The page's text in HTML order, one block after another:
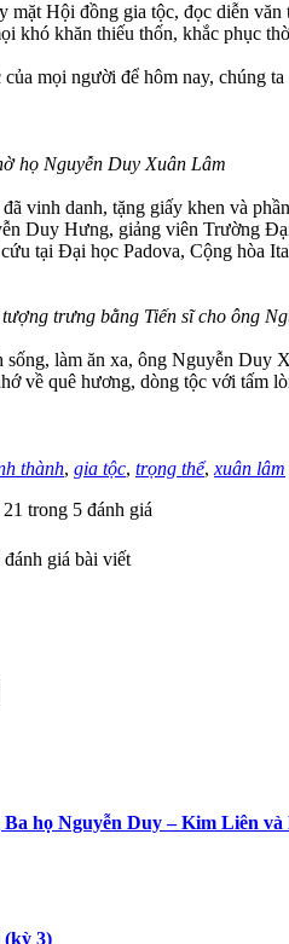
Hội đồng gia tộc, đọc diễn
khó khăn thiếu thốn, khắc phục
mọi người để hôm nay, chúng
họ Nguyễn Duy Xuân Lâm
vinh danh, tặng giấy khen và
Duy Hưng, giảng viên Trường
tại Đại học Padova, Cộng hòa
trưng bằng Tiến sĩ cho ông
sống, làm ăn xa, ông Nguyễn Duy
về quê hương, dòng tộc với tấm
thành, gia tộc, trọng thể, xuân lâm
trong 5 đánh giá
giá bài viết
họ Nguyễn Duy – Kim Liên
(kỳ 3)